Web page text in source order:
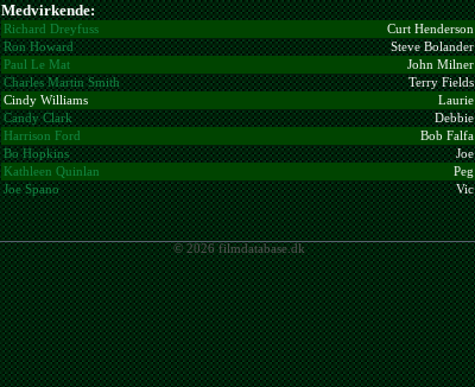
Medvirkende:
Richard Dreyfuss
Curt Henderson
Ron Howard
Steve Bolander
Paul Le Mat
John Milner
Charles Martin Smith
Terry Fields
Cindy Williams
Laurie
Candy Clark
Debbie
Harrison Ford
Bob Falfa
Bo Hopkins
Joe
Kathleen Quinlan
Peg
Joe Spano
Vic
© 2026 filmdatabase.dk